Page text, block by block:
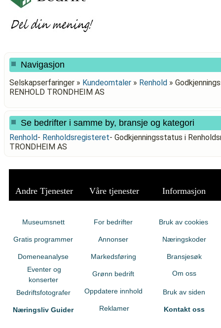
Navigasjon
Selskapserfaringer » Kundeomtaler » Renhold »
RENHOLD TRONDHEIM AS
Se bedrifter i samme by, bransje og kategori
Renhold- Renholdsregisteret- Godkjenningsstatus i
TRONDHEIM AS
Andre Tjenester Våre tjenester Informasjon
Museumsnett
Gratis programmer
Domeneanalyse
Eventer og
konserter
Bedriftsfotografer
Næringsliv Guider
For bedrifter
Annonser
Markedsføring
Grønn bedrift
Oppdatere innhold
Reklamer
Bruk av cookies
Næringskoder
Bransjesøk
Om oss
Bruk av siden
Kontakt oss